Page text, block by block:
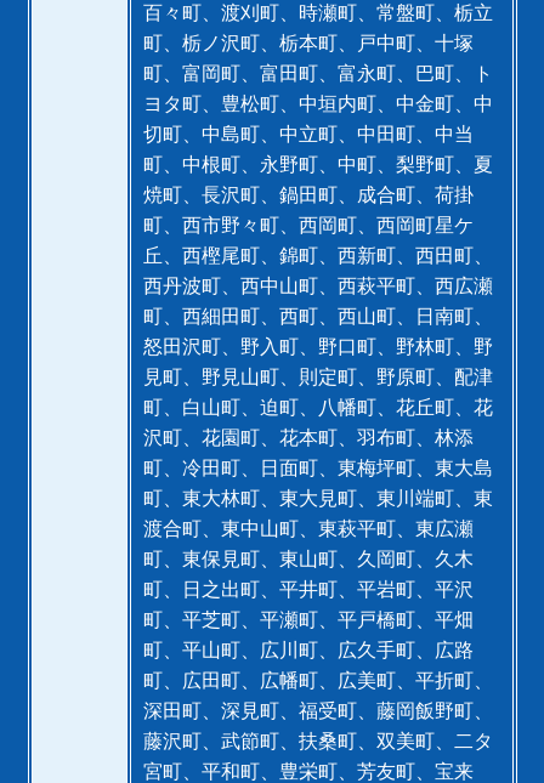
百々町、渡刈町、時瀬町、常盤町、栃立
町、栃ノ沢町、栃本町、戸中町、十塚
町、富岡町、富田町、富永町、巴町、ト
ヨタ町、豊松町、中垣内町、中金町、中
切町、中島町、中立町、中田町、中当
町、中根町、永野町、中町、梨野町、夏
焼町、長沢町、鍋田町、成合町、荷掛
町、西市野々町、西岡町、西岡町星ケ
丘、西樫尾町、錦町、西新町、西田町、
西丹波町、西中山町、西萩平町、西広瀬
町、西細田町、西町、西山町、日南町、
怒田沢町、野入町、野口町、野林町、野
見町、野見山町、則定町、野原町、配津
町、白山町、迫町、八幡町、花丘町、花
沢町、花園町、花本町、羽布町、林添
町、冷田町、日面町、東梅坪町、東大島
町、東大林町、東大見町、東川端町、東
渡合町、東中山町、東萩平町、東広瀬
町、東保見町、東山町、久岡町、久木
町、日之出町、平井町、平岩町、平沢
町、平芝町、平瀬町、平戸橋町、平畑
町、平山町、広川町、広久手町、広路
町、広田町、広幡町、広美町、平折町、
深田町、深見町、福受町、藤岡飯野町、
藤沢町、武節町、扶桑町、双美町、二タ
宮町、平和町、豊栄町、芳友町、宝来